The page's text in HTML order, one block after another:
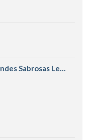
Cortezas De Trigo Grandes Sabrosas Leng D´or